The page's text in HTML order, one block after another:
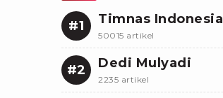
#1 Timnas Indonesia
50015 artikel
#2 Dedi Mulyadi
2235 artikel